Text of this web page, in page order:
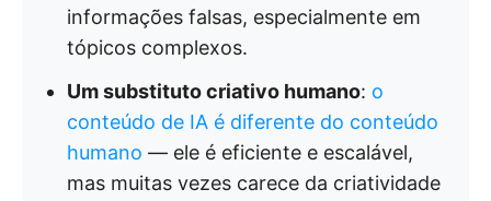
informações falsas, especialmente em
tópicos complexos.
Um substituto criativo humano: o
conteúdo de IA é diferente do conteúdo
humano — ele é eficiente e escalável,
mas muitas vezes carece da criatividade